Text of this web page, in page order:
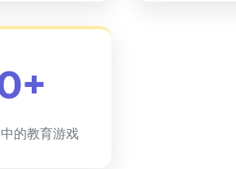
的教育游戏